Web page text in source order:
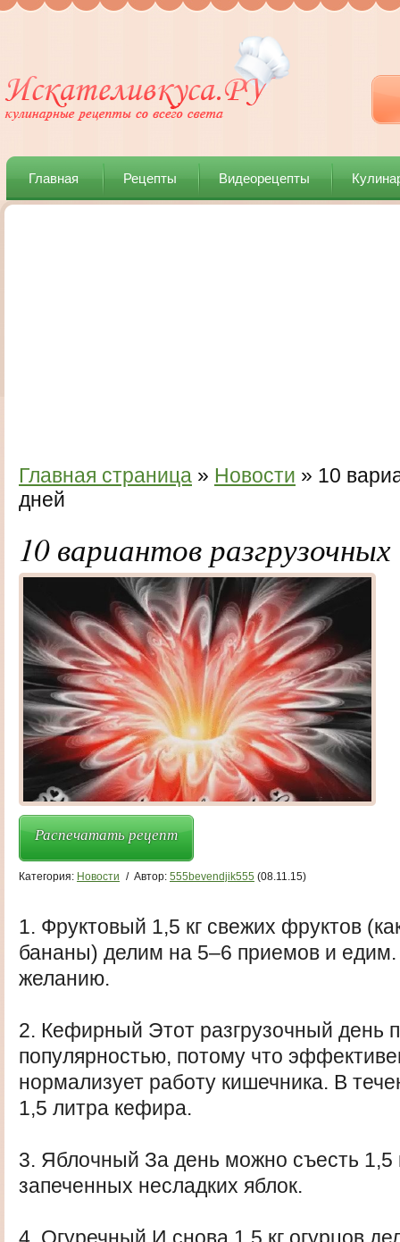
Главная Рецепты Видеорецепты
Главная страница » Новости » 10
дней
10 вариантов
Распечатать рецепт
Категория: Новости / Автор: 555bevendjik555 (08.11.15)
1. Фруктовый 1,5 кг свежих фруктов
бананы) делим на 5–6 приемов и
желанию.
2. Кефирный Этот разгрузочный день
популярностью, потому что
нормализует работу кишечника. В
1,5 литра кефира.
3. Яблочный За день можно съесть 1,5
запеченных несладких яблок.